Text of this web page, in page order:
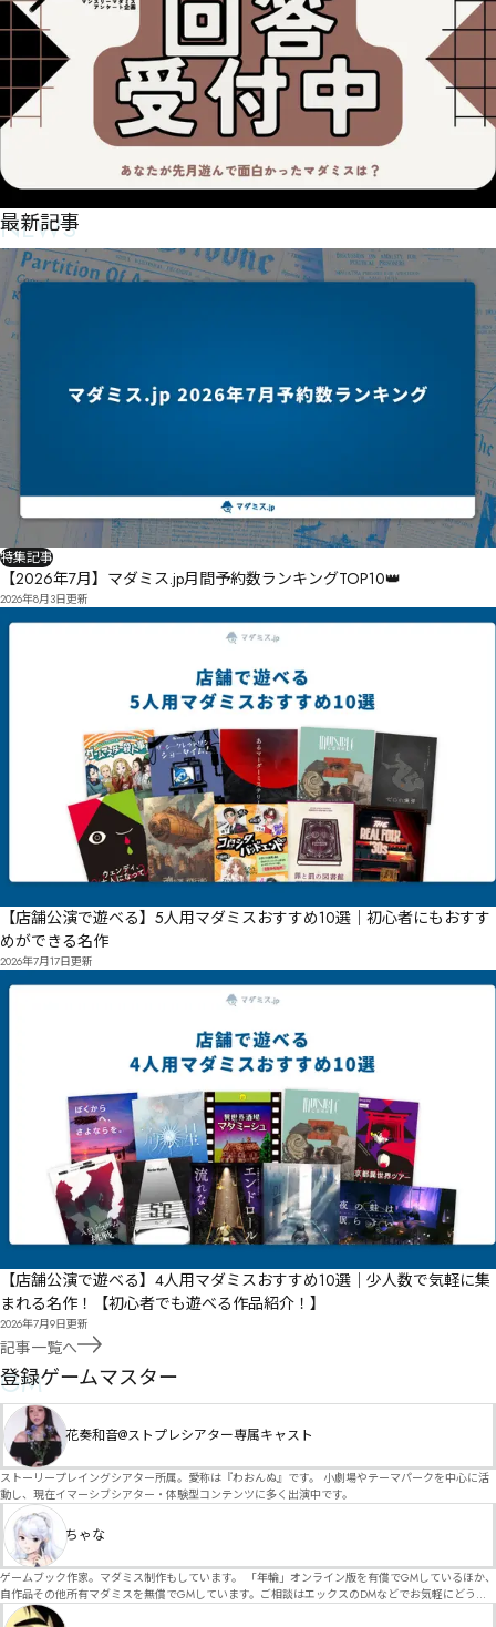
NEWS
最新記事
特集記事
【2026年7月】マダミス.jp月間予約数ランキングTOP10👑
2026年8月3日更新
【店舗公演で遊べる】5人用マダミスおすすめ10選｜初心者にもおすす
めができる名作
2026年7月17日更新
【店舗公演で遊べる】4人用マダミスおすすめ10選｜少人数で気軽に集
まれる名作！【初心者でも遊べる作品紹介！】
2026年7月9日更新
記事一覧へ
GM
登録ゲームマスター
花奏和音@ストプレシアター専属キャスト
ストーリープレイングシアター所属。愛称は『わおんぬ』です。 小劇場やテーマパークを中心に活
動し、現在イマーシブシアター・体験型コンテンツに多く出演中です。
ちゃな
ゲームブック作家。マダミス制作もしています。 「年輪」オンライン版を有償でGMしているほか、
自作品その他所有マダミスを無償でGMしています。ご相談はエックスのDMなどでお気軽にどう
ぞ。